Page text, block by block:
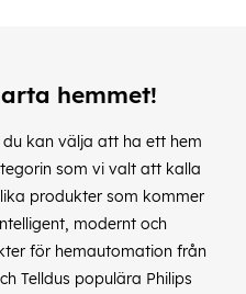
hemmet!
kan välja att ha ett hem
som vi valt att kalla
produkter som kommer
modernt och
för hemautomation från
Telldus populära Philips